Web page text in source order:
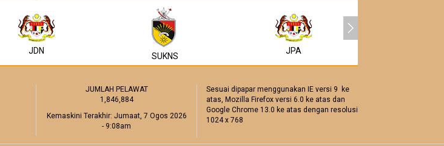
JDN
SUKNS
JPA
JUMLAH PELAWAT
1,846,884
Kemaskini Terakhir: Jumaat, 7 Ogos 2026
- 9:08am
Sesuai dipapar menggunakan IE versi 9 ke
atas, Mozilla Firefox versi 6.0 ke atas dan
Google Chrome 13.0 ke atas dengan resolusi
1024 x 768